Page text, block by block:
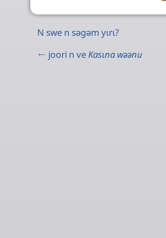
N swe n səgəm yɩrɩ?
← joori n veKasɩna wəənu